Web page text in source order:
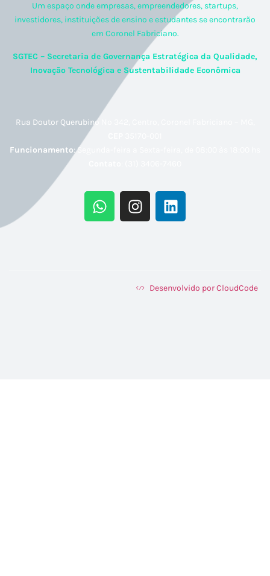
Um espaço onde empresas, empreendedores, startups,
investidores, instituições de ensino e estudantes se encontrarão
em Coronel Fabriciano.
SGTEC – Secretaria de Governança Estratégica da Qualidade,
Inovação Tecnológica e Sustentabilidade Econômica
Rua Doutor Querubino Nº 342, Centro, Coronel Fabriciano – MG,
Funcionamento: Segunda-feira a Sexta-feira, de 08:00 às 18:00 hs
Desenvolvido por CloudCode